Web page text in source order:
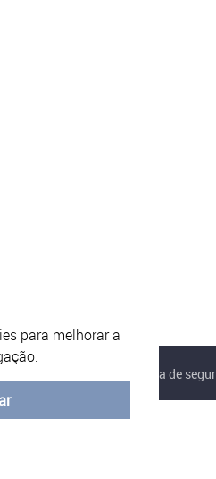
para melhorar a
Política de